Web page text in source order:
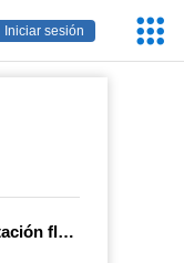
Iniciar sesión
"Coheté": ¡Levitación flamígera!